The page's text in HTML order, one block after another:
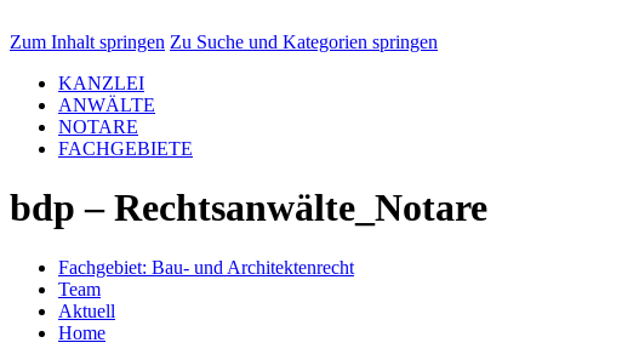
Zum Inhalt springen Zu Suche und Kategorien springen
KANZLEI
ANWÄLTE
NOTARE
FACHGEBIETE
bdp – Rechtsanwälte_Notare
Fachgebiet: Bau- und Architekten­recht
Team
Aktuell
Home